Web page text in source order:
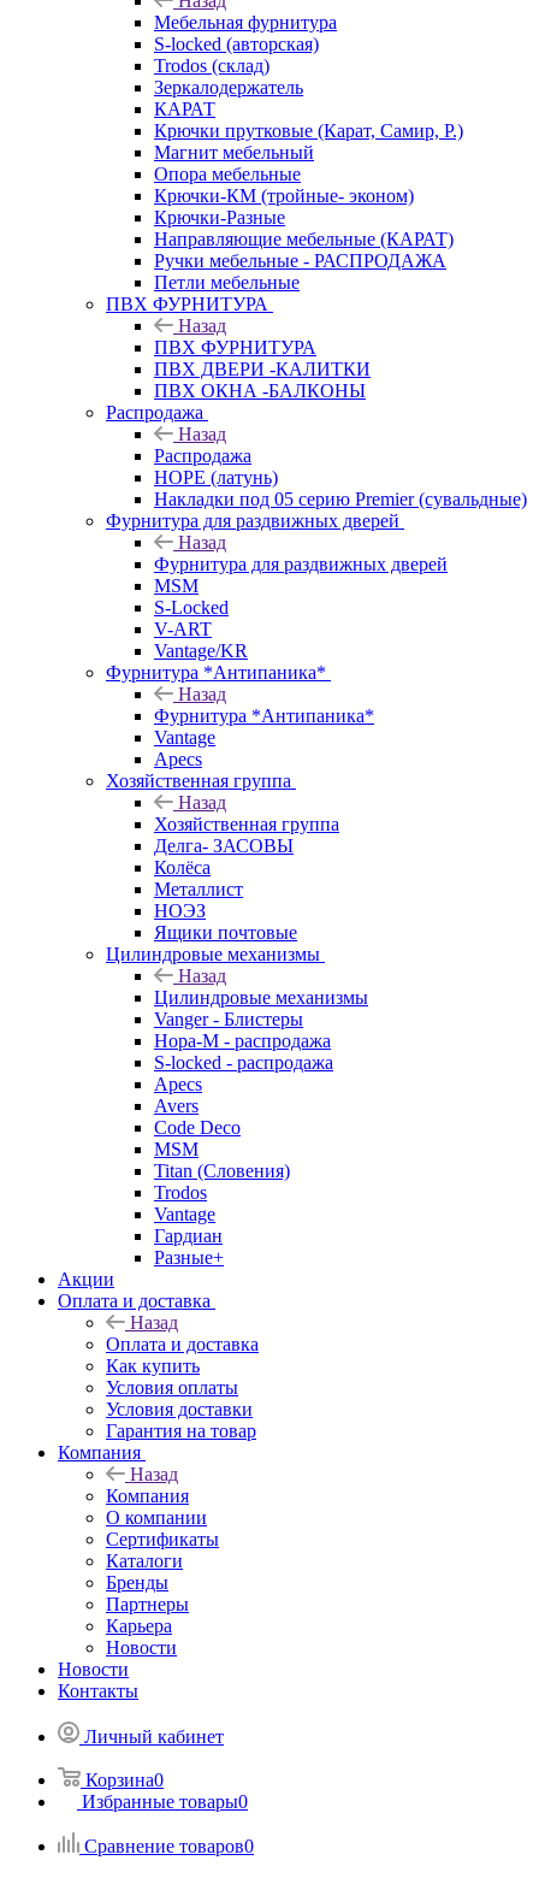
Мебельная фурнитура
S-locked (авторская)
Trodos (склад)
Зеркалодержатель
КАРАТ
Крючки прутковые (Карат, Самир, Р.)
Магнит мебельный
Опора мебельные
Крючки-КМ (тройные- эконом)
Крючки-Разные
Направляющие мебельные (КАРАТ)
Ручки мебельные - РАСПРОДАЖА
Петли мебельные
ПВХ ФУРНИТУРА
Назад
ПВХ ФУРНИТУРА
ПВХ ДВЕРИ -КАЛИТКИ
ПВХ ОКНА -БАЛКОНЫ
Распродажа
Назад
Распродажа
HOPE (латунь)
Накладки под 05 серию Premier (сувальдные)
Фурнитура для раздвижных дверей
Назад
Фурнитура для раздвижных дверей
MSM
S-Locked
V-ART
Vantage/KR
Фурнитура *Антипаника*
Назад
Фурнитура *Антипаника*
Vantage
Apecs
Хозяйственная группа
Назад
Хозяйственная группа
Делга- ЗАСОВЫ
Колёса
Металлист
НОЭЗ
Ящики почтовые
Цилиндровые механизмы
Назад
Цилиндровые механизмы
Vanger - Блистеры
Нора-М - распродажа
S-locked - распродажа
Apecs
Avers
Code Deco
MSM
Titan (Словения)
Trodos
Vantage
Гардиан
Разные+
Акции
Оплата и доставка
Назад
Оплата и доставка
Как купить
Условия оплаты
Условия доставки
Гарантия на товар
Компания
Назад
Компания
О компании
Сертификаты
Каталоги
Бренды
Партнеры
Карьера
Новости
Новости
Контакты
Личный кабинет
Корзина0
Избранные товары0
Сравнение товаров0